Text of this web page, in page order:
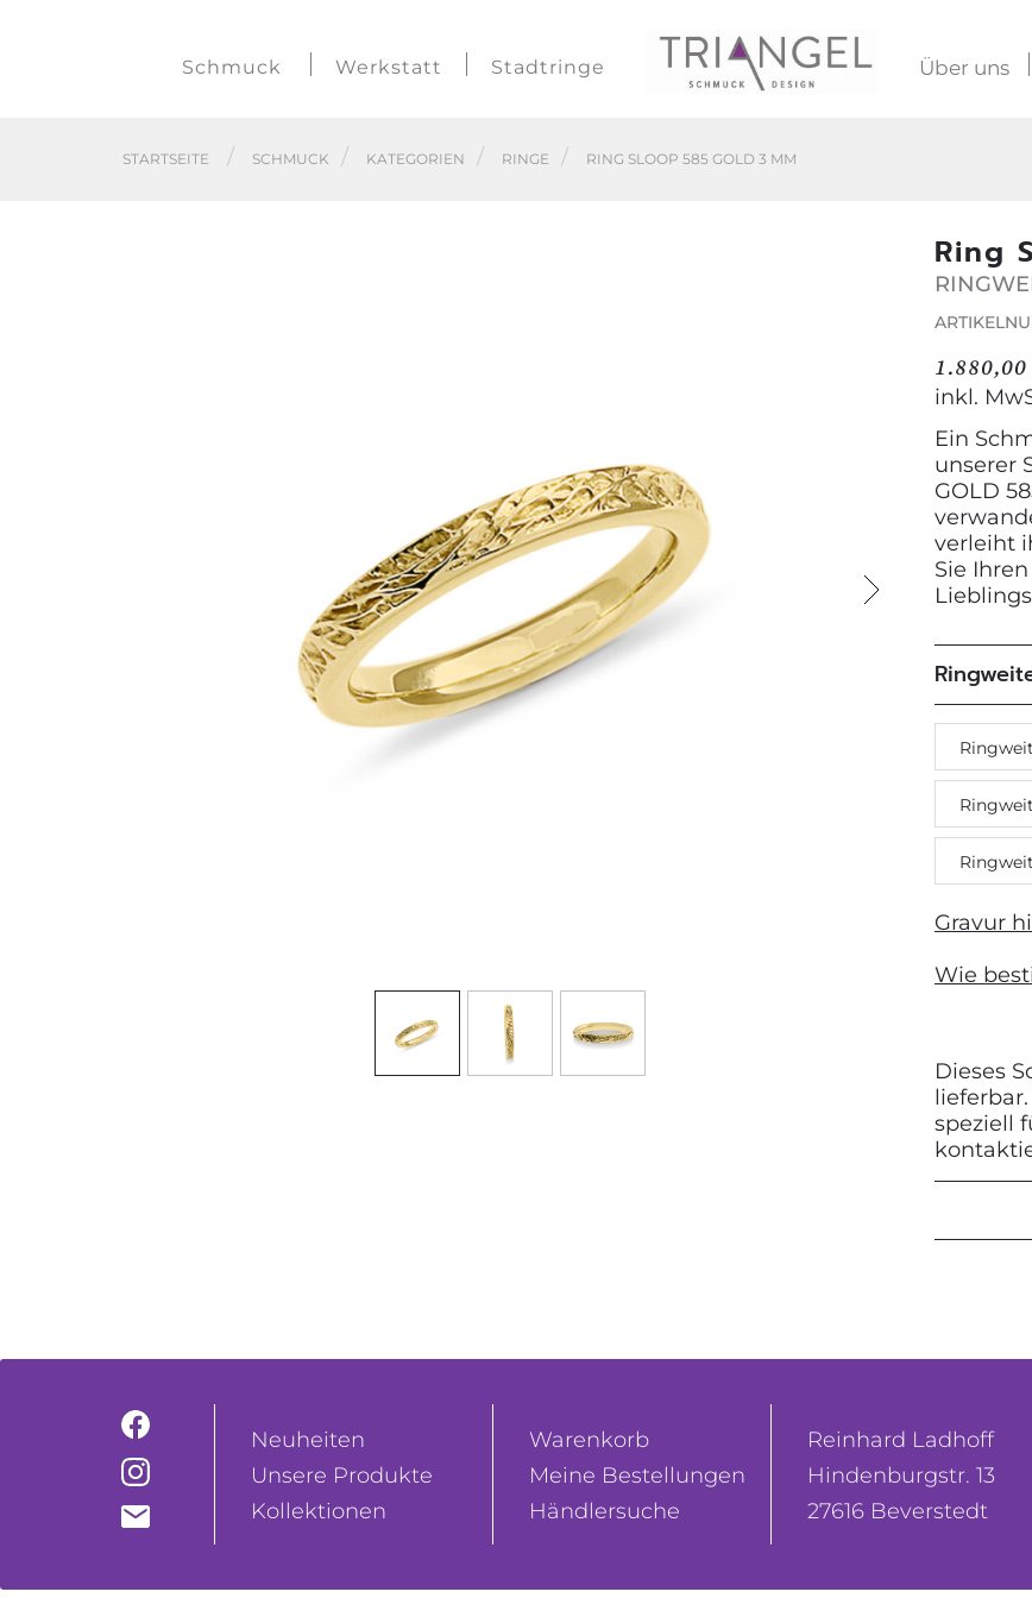
Schmuck Werkstatt Stadtringe Über uns
STARTSEITE SCHMUCK KATEGORIEN RINGE RING SLOOP 585 GOLD 3 MM
Next
Ring
1.880,00
inkl.
Ein
unserer
GOLD
verleiht
Sie
Gravur
Wie
Dieses
speziell
Neuheiten
Unsere Produkte
Kollektionen
Warenkorb
Meine Bestellungen
Händlersuche
Reinhard Ladhoff
Hindenburgstr. 13
27616 Beverstedt